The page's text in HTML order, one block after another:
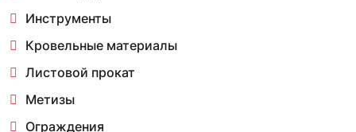
Инструменты
Кровельные материалы
Листовой прокат
Метизы
Ограждения